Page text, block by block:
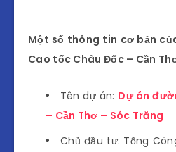
Một số thông tin cơ bản
Cao tốc Châu Đốc – Cần
Tên dự án: Dự án
– Cần Thơ – Sóc Trăng
Chủ đầu tư: Tổng